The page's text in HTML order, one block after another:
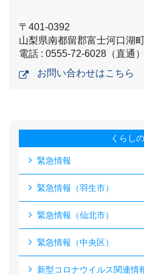
〒401-0392
山梨県南都留郡富士河口湖
電話 : 0555-72-6028（直通）
お問い合わせはこちら
くらし
緊急情報
緊急情報（羽生市）
緊急情報（仙北市）
緊急情報（中央区）
新型コロナウイルス関連情